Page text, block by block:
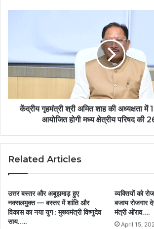
केंद्रीय गृहमंत्री श्री अमित शाह की अध्यक्षता में
आयोजित होगी मध्य क्षेत्रीय परिषद की
Related Articles
उत्तर बस्तर और अबूझमाड़ हुए
नक्सलमुक्त — बस्तर में शांति और
विकास का नया युग : मुख्यमंत्री विष्णुदेव
साय…..
व्यक्तियों को
बजाय रोजगार
मंत्री ओंराव….
April 15,